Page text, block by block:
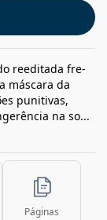
reeditada fre­
máscara da
punitivas,
na so...
Páginas